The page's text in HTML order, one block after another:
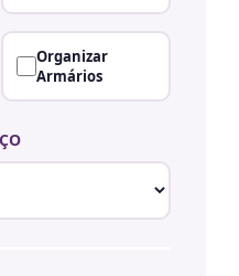
Organizar
Armários